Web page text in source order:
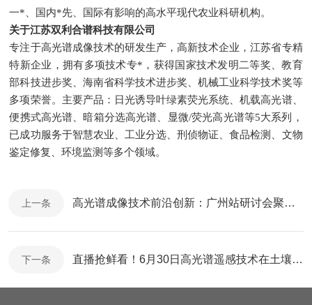
一*、国内*先、国际有影响的高水平现代农业科研机构。
关于江苏双利合谱科技有限公司
专注于高光谱成像技术的研发生产，高新技术企业，江苏省专精
特新企业，拥有多项技术专*，获得国家技术发明二等奖、教育
部科技进步奖、海南省科学技术进步奖、机械工业科学技术奖等
多项荣誉。主要产品：日光诱导叶绿素荧光系统、机载高光谱、
便携式高光谱、暗箱分选高光谱、显微/荧光高光谱等5大系列，
已成功服务于智慧农业、工业分选、刑侦物证、食品检测、文物
鉴定修复、环境监测等多个领域。
上一条 高光谱成像技术前沿创新：广州站研讨会聚焦多领域应用突破
下一条 直播抢鲜看！6月30日高光谱遥感技术在土壤研究中的应用